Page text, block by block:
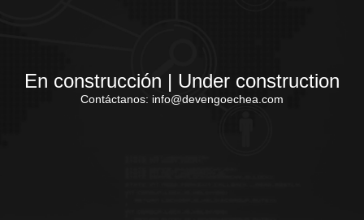
En construcción | Under construction
Contáctanos: info@devengoechea.com